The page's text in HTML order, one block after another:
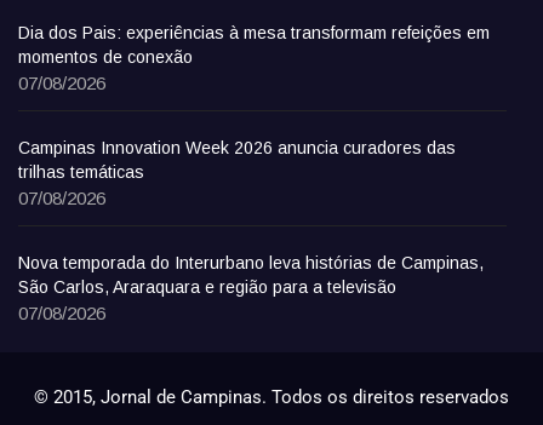
Dia dos Pais: experiências à mesa transformam refeições em
momentos de conexão
07/08/2026
Campinas Innovation Week 2026 anuncia curadores das
trilhas temáticas
07/08/2026
Nova temporada do Interurbano leva histórias de Campinas,
São Carlos, Araraquara e região para a televisão
07/08/2026
© 2015, Jornal de Campinas. Todos os direitos reservados